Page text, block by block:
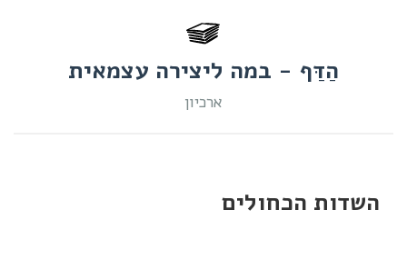
הַדַּף - במה ליצירה עצמאית
ארכיון
השדות הכחולים